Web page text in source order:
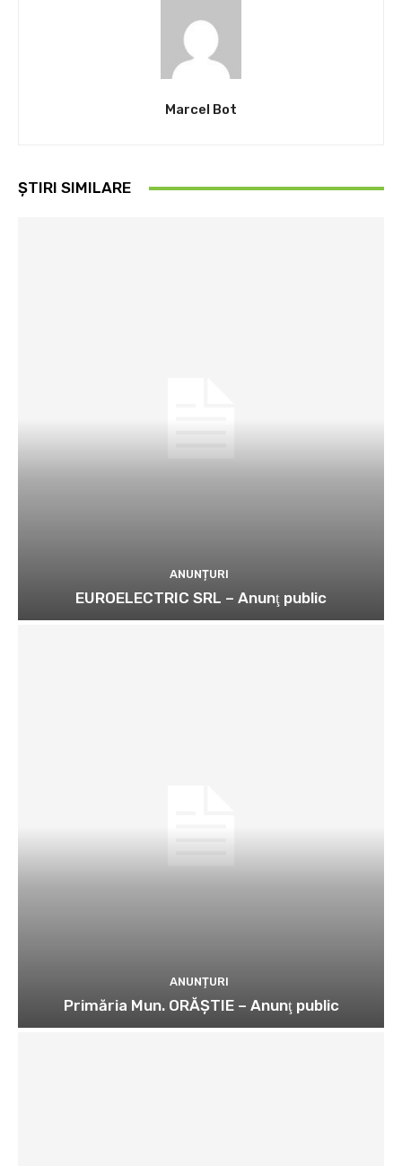
Marcel Bot
ȘTIRI SIMILARE
ANUNȚURI
EUROELECTRIC SRL – Anunţ public
ANUNȚURI
Primăria Mun. ORĂȘTIE – Anunţ public